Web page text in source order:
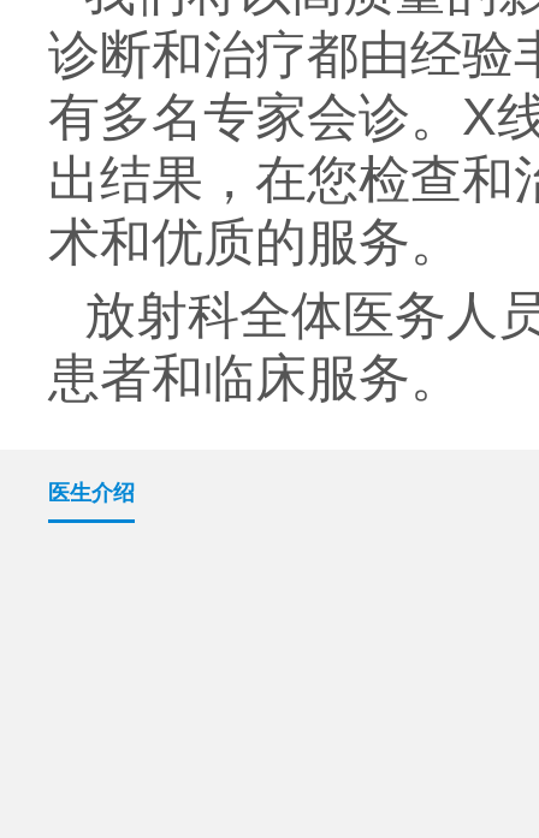
诊断和治疗都由经验
有多名专家会诊。X
出结果，在您检查和
术和优质的服务。
放射科全体医务人
患者和临床服务。
医生介绍